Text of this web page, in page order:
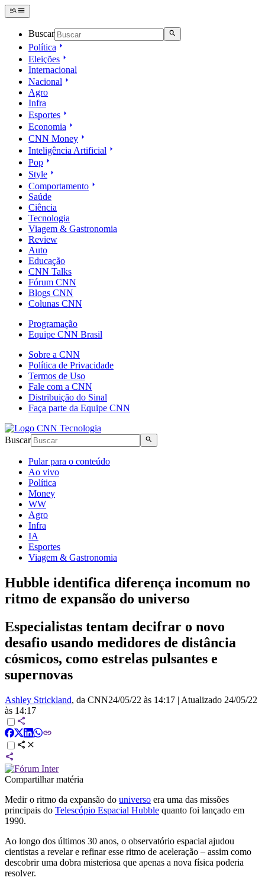
Buscar
Política
Eleições
Internacional
Nacional
Agro
Infra
Esportes
Economia
CNN Money
Inteligência Artificial
Pop
Style
Comportamento
Saúde
Ciência
Tecnologia
Viagem & Gastronomia
Review
Auto
Educação
CNN Talks
Fórum CNN
Blogs CNN
Colunas CNN
Programação
Equipe CNN Brasil
Sobre a CNN
Política de Privacidade
Termos de Uso
Fale com a CNN
Distribuição do Sinal
Faça parte da Equipe CNN
Buscar
Pular para o conteúdo
Ao vivo
Política
Money
WW
Agro
Infra
IA
Esportes
Viagem & Gastronomia
Hubble identifica diferença incomum no
ritmo de expansão do universo
Especialistas tentam decifrar o novo
desafio usando medidores de distância
cósmicos, como estrelas pulsantes e
supernovas
Ashley Strickland, da CNN24/05/22 às 14:17 | Atualizado 24/05/22
às 14:17
Compartilhar matéria
Medir o ritmo da expansão do universo era uma das missões
principais do Telescópio Espacial Hubble quanto foi lançado em
1990.
Ao longo dos últimos 30 anos, o observatório espacial ajudou
cientistas a revelar e refinar esse ritmo de aceleração – assim como
descobrir uma dobra misteriosa que apenas a nova física poderia
resolver.